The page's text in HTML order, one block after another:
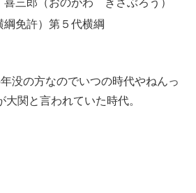
三郎（おのがわ きさぶろう）
免許）第５代横綱
没の方なのでいつの時代やねんっ
関と言われていた時代。